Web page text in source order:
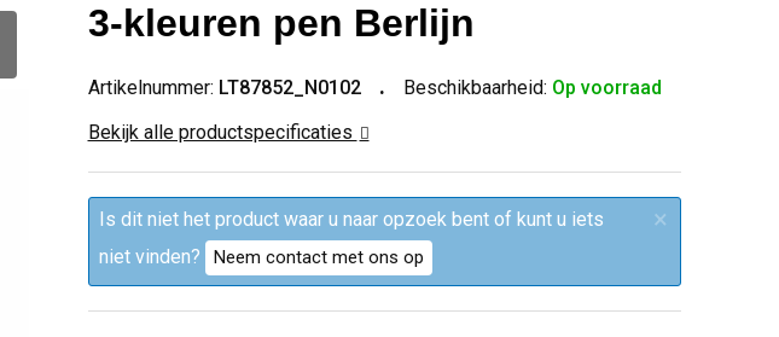
3-kleuren pen Berlijn
Artikelnummer: LT87852_N0102 Beschikbaarheid: Op voorraad
Bekijk alle productspecificaties
Is dit niet het product waar u naar opzoek bent of kunt u iets
niet vinden?
Neem contact met ons op
×